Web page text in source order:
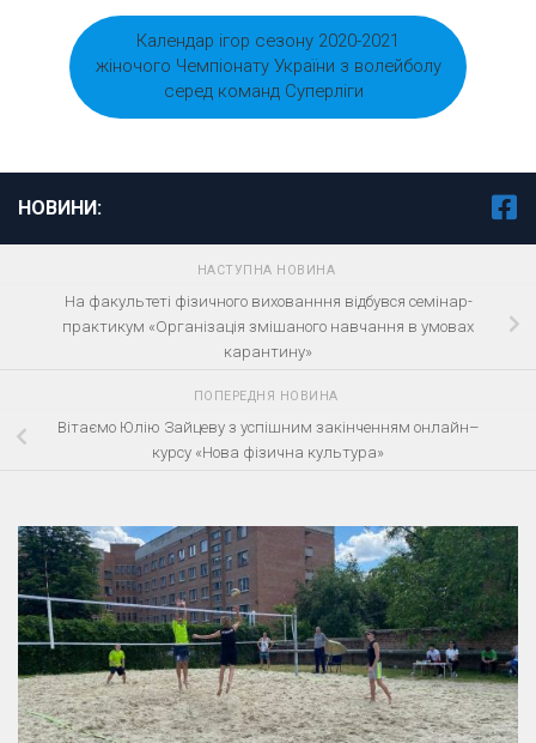
Календар ігор сезону 2020-2021
жіночого Чемпіонату України з волейболу
серед команд Суперліги
НОВИНИ:
НАСТУПНА НОВИНА
На факультеті фізичного вихованння відбувся семінар-
практикум «Організація змішаного навчання в умовах
карантину»
ПОПЕРЕДНЯ НОВИНА
Вітаємо Юлію Зайцеву з успішним закінченням онлайн–
курсу «Нова фізична культура»